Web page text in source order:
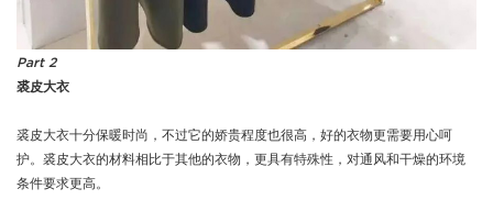
Part 2
裘皮大衣
裘皮大衣十分保暖时尚，不过它的娇贵程度也很高，好的衣物更需要用心呵
护。裘皮大衣的材料相比于其他的衣物，更具有特殊性，对通风和干燥的环境
条件要求更高。